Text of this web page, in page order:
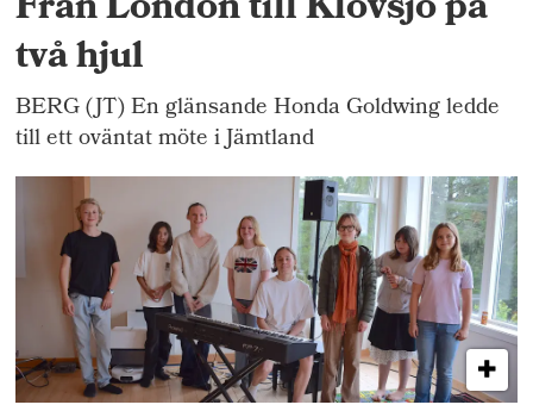
två hjul
BERG (JT) En glänsande Honda Goldwing ledde
till ett oväntat möte i Jämtland